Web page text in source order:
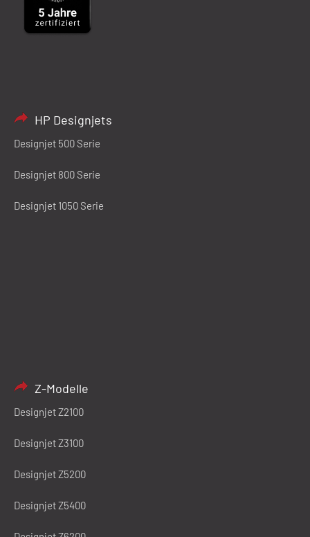
HP Designjets
Designjet 500 Serie
Designjet 800 Serie
Designjet 1050 Serie
Z-Modelle
Designjet Z2100
Designjet Z3100
Designjet Z5200
Designjet Z5400